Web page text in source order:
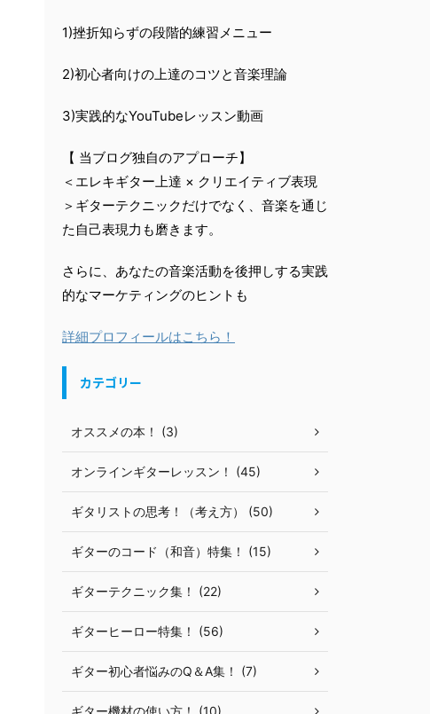
1)挫折知らずの段階的練習メニュー
2)初心者向けの上達のコツと音楽理論
3)実践的なYouTubeレッスン動画
【 当ブログ独自のアプローチ】
＜エレキギター上達 × クリエイティブ表現
＞ギターテクニックだけでなく、音楽を通じ
た自己表現力も磨きます。
さらに、あなたの音楽活動を後押しする実践
的なマーケティングのヒントも
詳細プロフィールはこちら！
カテゴリー
オススメの本！ (3)
オンラインギターレッスン！ (45)
ギタリストの思考！（考え方） (50)
ギターのコード（和音）特集！ (15)
ギターテクニック集！ (22)
ギターヒーロー特集！ (56)
ギター初心者悩みのQ＆A集！ (7)
ギター機材の使い方！ (10)